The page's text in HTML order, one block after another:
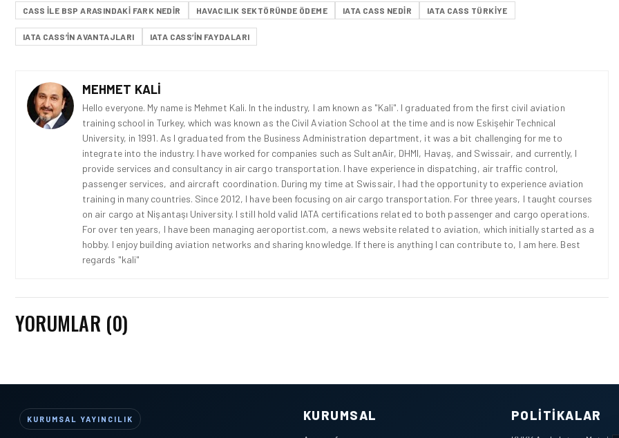
CASS ILE BSP ARASINDAKI FARK NEDIR HAVACILIK SEKTÖRÜNDE ÖDEME IATA CASS NEDIR IATA CASS TÜRKİYE
IATA CASS’IN AVANTAJLARI IATA CASS’IN FAYDALARI
MEHMET KALI
Hello everyone. My name is Mehmet Kali. In the industry, I am known as "Kali". I graduated from the first civil aviation
training school in Turkey, which was known as the Civil Aviation School at the time and is now Eskişehir Technical
University, in 1991. As I graduated from the Business Administration department, it was a bit challenging for me to
integrate into the industry. I have worked for companies such as SultanAir, DHMI, Havaş, and Swissair, and currently, I
provide services and consultancy in air cargo transportation. I have experience in dispatching, air traffic control,
passenger services, and aircraft coordination. During my time at Swissair, I had the opportunity to experience aviation
training in many countries. Since 2012, I have been focusing on air cargo transportation. For three years, I taught courses
on air cargo at Nişantaşı University. I still hold valid IATA certifications related to both passenger and cargo operations.
For over ten years, I have been managing aeroportist.com, a news website related to aviation, which initially started as a
hobby. I enjoy building aviation networks and sharing knowledge. If there is anything I can contribute to, I am here. Best
regards "kali"
YORUMLAR (0)
KURUMSAL YAYINCILIK KURUMSAL POLITIKALAR